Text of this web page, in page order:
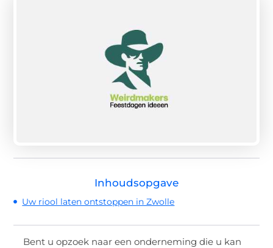
Inhoudsopgave
Uw riool laten ontstoppen in Zwolle
Bent u opzoek naar een onderneming die u kan